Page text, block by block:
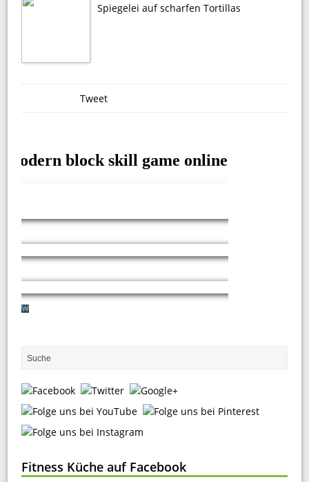
Spiegelei auf scharfen Tortillas
Tweet
Fitness Küche auf Facebook